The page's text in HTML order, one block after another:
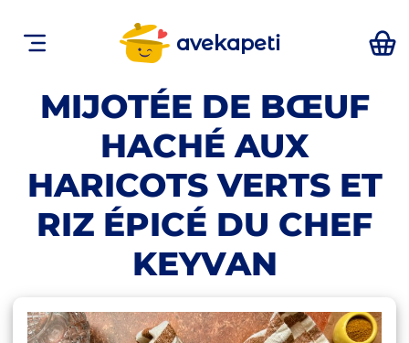
avekapeti
MIJOTÉE DE BŒUF
HACHÉ AUX
HARICOTS VERTS ET
RIZ ÉPICÉ DU CHEF
KEYVAN